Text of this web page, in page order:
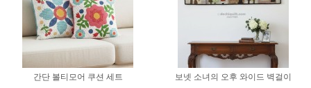
간단 볼티모어 쿠션 세트
보넷 소녀의 오후 와이드 벽걸이